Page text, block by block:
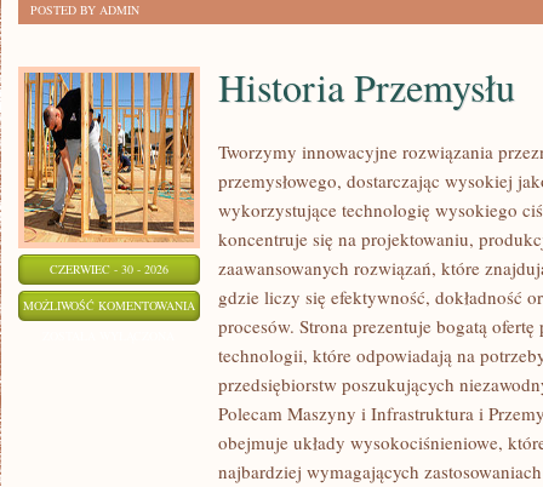
POSTED BY ADMIN
CZERWIEC - 30 - 2026
MOŻLIWOŚĆ KOMENTOWANIA HISTORIA
PRZEMYSŁU
Historia Przemysłu
Tworzymy innowacyjne rozwiązania
przemysłowego, dostarczając wysokiej
wykorzystujące technologię wysokiego
koncentruje się na projektowaniu,
zaawansowanych rozwiązań, które
gdzie liczy się efektywność, dokładność
procesów. Strona prezentuje bogatą ofertę
technologii, które odpowiadają na
przedsiębiorstw poszukujących
Polecam Maszyny i Infrastruktura i
obejmuje układy wysokociśnieniowe,
najbardziej wymagających